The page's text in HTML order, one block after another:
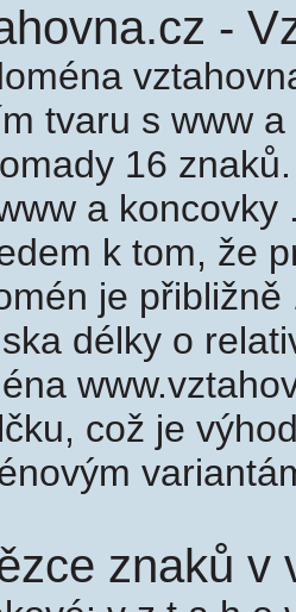
-
tvaru s www
16
a
k tom, že
je
délky o
což je
znaků v